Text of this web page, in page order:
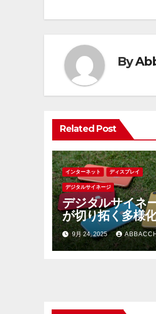
ナ
ゲ
ー
シ
ョ
ン
By
Related Post
インターネット ディスプレイ
デジタルサイネージ
デジタルサイネ
が切り拓く多様
会の新たな情報
とコミュニケー
ンの未来
9月 24, 2025